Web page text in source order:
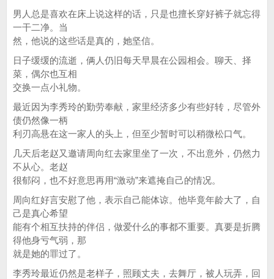
男人总是喜欢在床上说这样的话，只是也擅长穿好裤子就忘得
一干二净。当
然，他说的这些话是真的，她坚信。
日子缓缓的流逝，俩人仍旧每天早晨在公园相会。聊天、择
菜，偶尔也互相
交换一点小礼物。
最近因为李秀玲的勤劳奉献，家里经济多少有些好转，尽管外
债仍然像一柄
利刃高悬在这一家人的头上，但至少暂时可以稍微松口气。
几天后老赵又邀请周向红去家里坐了一次，不出意外，仍然力
不从心。老赵
很郁闷，也不好意思再用“激动”来遮掩自己的情况。
周向红好言安慰了他，表示自己能体谅。他毕竟年龄大了，自
己是真心希望
能有个相互扶持的伴侣，做爱什么的事都不重要。真要是折腾
得他身亏气弱，那
就是她的罪过了。
李秀玲最近仍然是老样子，照顾丈夫，去舞厅，被人玩弄，回